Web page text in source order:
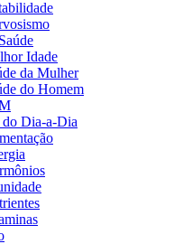
Idade
da Mulher
do Homem
Dia-a-Dia